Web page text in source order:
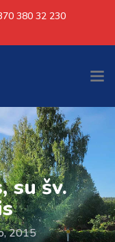
380 32 230
su šv.
2015